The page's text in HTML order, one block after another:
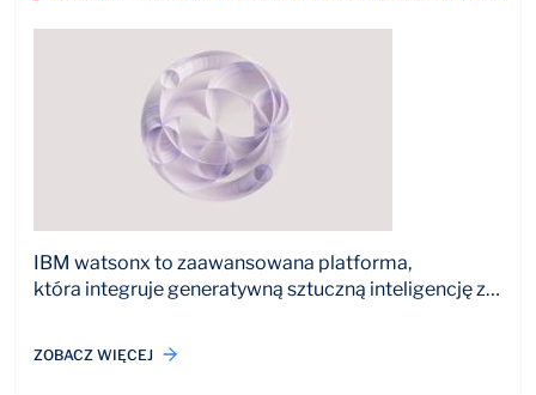
IBM watsonx to zaawansowana platforma,
która integruje generatywną sztuczną inteligencję z…
ZOBACZ WIĘCEJ